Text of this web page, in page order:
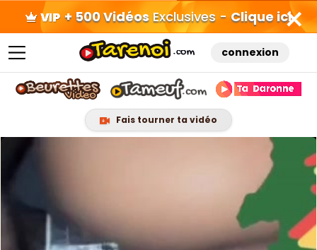
Skip
+ 500 Vidéos Exclusives - Clique ici
connexion
Fais tourner ta vidéo